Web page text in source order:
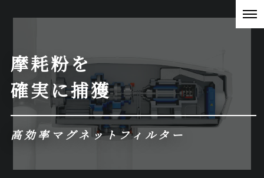
摩耗粉を
確実に捕獲
高効率マグネットフィルター